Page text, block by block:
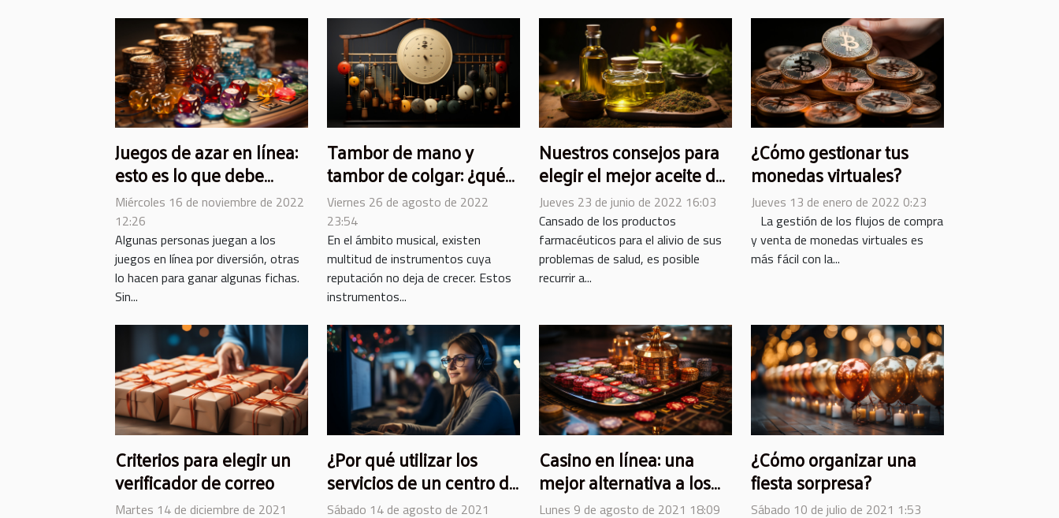
Juegos de azar en línea:
esto es lo que debe
saber
Miércoles 16 de noviembre de 2022
12:26
Algunas personas juegan a los
juegos en línea por diversión, otras
lo hacen para ganar algunas fichas.
Sin...
Tambor de mano y
tambor de colgar: ¿qué
matiz?
Viernes 26 de agosto de 2022
23:54
En el ámbito musical, existen
multitud de instrumentos cuya
reputación no deja de crecer. Estos
instrumentos...
Nuestros consejos para
elegir el mejor aceite de
CBD
Jueves 23 de junio de 2022 16:03
Cansado de los productos
farmacéuticos para el alivio de sus
problemas de salud, es posible
recurrir a...
¿Cómo gestionar tus
monedas virtuales?
Jueves 13 de enero de 2022 0:23
La gestión de los flujos de compra
y venta de monedas virtuales es
más fácil con la...
Criterios para elegir un
verificador de correo
Martes 14 de diciembre de 2021
¿Por qué utilizar los
servicios de un centro de
llamadas?
Sábado 14 de agosto de 2021
Casino en línea: una
mejor alternativa a los
casinos tradicionales
Lunes 9 de agosto de 2021 18:09
¿Cómo organizar una
fiesta sorpresa?
Sábado 10 de julio de 2021 1:53